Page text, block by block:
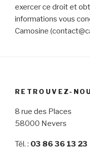
exercer ce droit et
informations vous
Camosine
RETROUVEZ-
8 rue des Places
58000 Nevers
Tél. : 03 86 36 13 23